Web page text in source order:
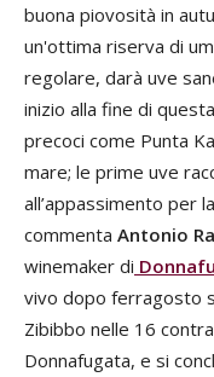
buona piovosità in
un'ottima riserva di
regolare, darà uve
inizio alla fine di
precoci come Punta
mare; le prime uve
all’appassimento per
commenta Antonio
winemaker di
vivo dopo ferragosto
Zibibbo nelle 16
Donnafugata, e si